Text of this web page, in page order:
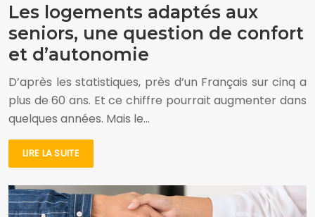
Les logements adaptés aux
seniors, une question de confort
et d’autonomie
D’après les statistiques, près d’un Français sur cinq a
plus de 60 ans. Et ce chiffre pourrait augmenter dans
quelques années. Mais le…
LIRE LA SUITE